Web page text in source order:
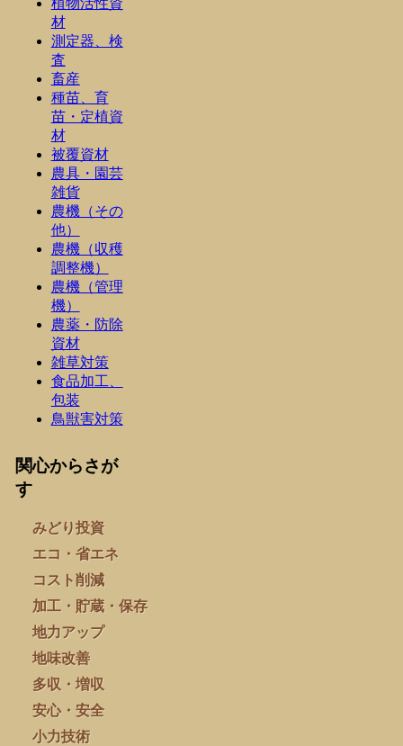
材
測定器、検
査
畜産
種苗、育
苗・定植資
材
被覆資材
農具・園芸
雑貨
農機（その
他）
農機（収穫
調整機）
農機（管理
機）
農薬・防除
資材
雑草対策
食品加工、
包装
鳥獣害対策
関心からさが
す
みどり投資
エコ・省エネ
コスト削減
加工・貯蔵・保存
地力アップ
地味改善
多収・増収
安心・安全
小力技術